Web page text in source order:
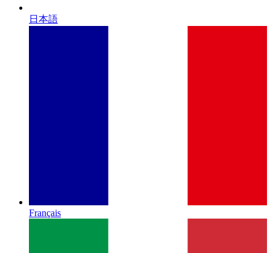
日本語
Français